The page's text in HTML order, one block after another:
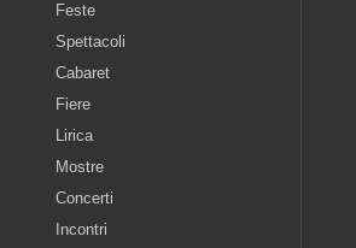
Feste
Spettacoli
Cabaret
Fiere
Lirica
Mostre
Concerti
Incontri